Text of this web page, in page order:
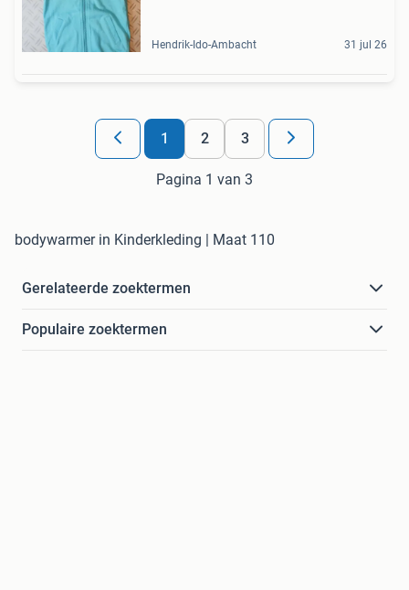
Hendrik-Ido-Ambacht 31 jul 26
1 2 3
Pagina 1 van 3
bodywarmer in Kinderkleding | Maat 110
Gerelateerde zoektermen
Populaire zoektermen